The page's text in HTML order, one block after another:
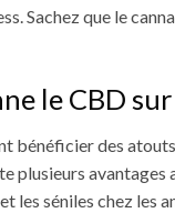
Sachez que le
le CBD sur
bénéficier des
plusieurs
et les séniles chez les